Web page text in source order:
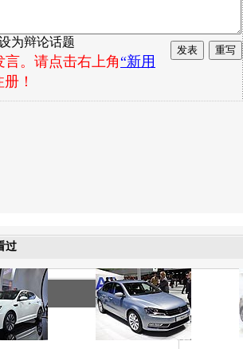
为辩论话题
言。请点击右上角“新用
！
过